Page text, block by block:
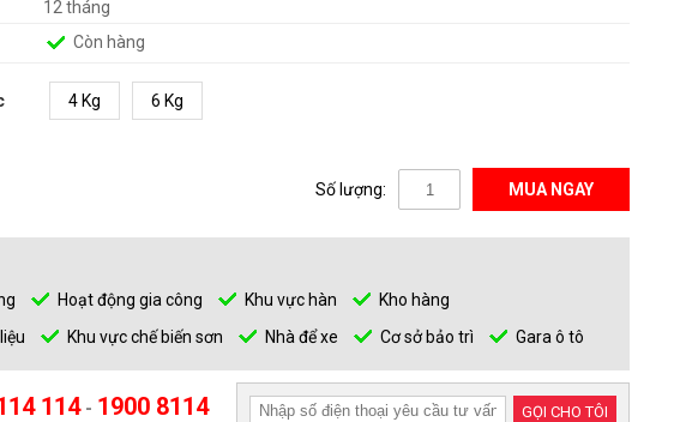
12 tháng
Còn hàng
4 Kg 6 Kg
Số lượng: MUA NGAY
Hoạt động gia công Khu vực hàn
Kho hàng
Khu vực chế biến sơn Nhà để xe Cơ sở bảo trì Gara ô tô
114- 1900 8114 GỌI CHO TÔI